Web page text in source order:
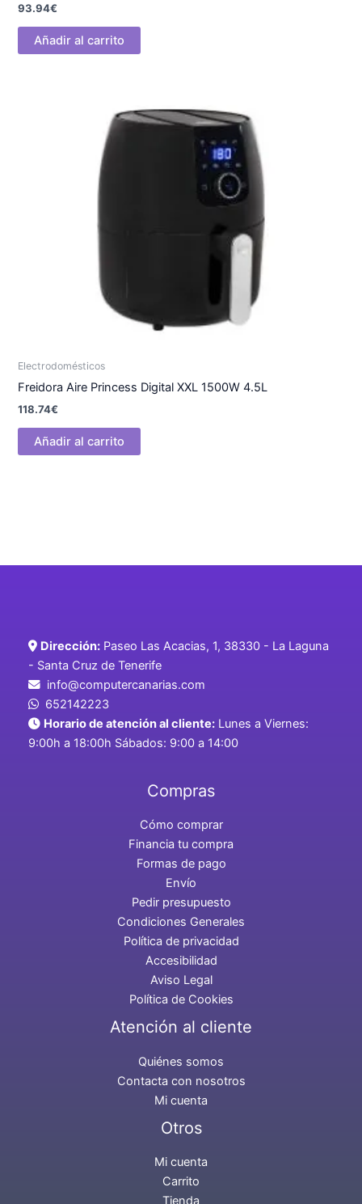
93.94€
Añadir al carrito
Electrodomésticos
Freidora Aire Princess Digital XXL 1500W 4.5L
118.74€
Añadir al carrito
Dirección: Paseo Las Acacias, 1, 38330 - La Laguna
- Santa Cruz de Tenerife
info@computercanarias.com
652142223
Horario de atención al cliente: Lunes a Viernes:
9:00h a 18:00h Sábados: 9:00 a 14:00
Compras
Cómo comprar
Financia tu compra
Formas de pago
Envío
Pedir presupuesto
Condiciones Generales
Política de privacidad
Accesibilidad
Aviso Legal
Política de Cookies
Atención al cliente
Quiénes somos
Contacta con nosotros
Mi cuenta
Otros
Mi cuenta
Carrito
Tienda